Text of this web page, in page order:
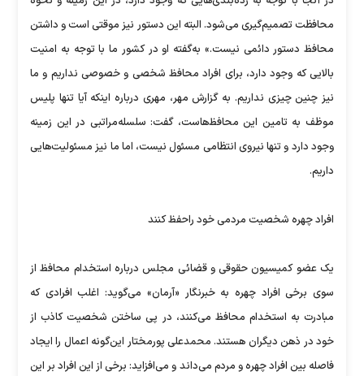
محافظت تصمیم‌گیری می‌شود. البته این دستور نیز موقتی است و داشتن
محافظ دستور دائمی نیست.» به‌گفته او در کشور ما با توجه به امنیت
بالایی که وجود دارد، برای افراد محافظ شخصی و خصوصی نداریم و ما
نیز چنین چیزی نداریم. به گزارش مهر، مهری درباره اینکه آیا تنها پلیس
موظف به تامین این محافظ‌هاست، گفت: سلسله‌مراتبی در این زمینه
وجود دارد و تنها نیروی انتظامی مسئول نیست، اما ما نیز مسئولیت‌هایی
داریم.
افراد چهره شخصیت مردمی خود راحفظ کنند
یک عضو کمیسیون حقوقی و قضائی مجلس درباره استخدام محافظ از
سوی برخی افراد چهره به خبرنگار «آرمان» می‌گوید:‌ اغلب افرادی که
مبادرت به استخدام محافظ می‌کنند، در پی ساختن شخصیت کاذب از
خود در ذهن دیگران هستند. محمدعلی پورمختار این‌گونه اعمال را ایجاد
فاصله بین افراد چهره و مردم می‌داند و می‌افزاید:‌ برخی از این افراد بر این